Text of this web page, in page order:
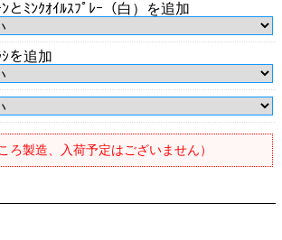
ﾝとﾐﾝｸｵｲﾙｽﾌﾟﾚｰ（白）を追加
ｼを追加
ろ製造、入荷予定はございません）